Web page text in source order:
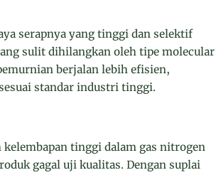
serapnya yang tinggi dan selektif
sulit dihilangkan oleh tipe molecular
berjalan lebih efisien,
standar industri tinggi.
tinggi dalam gas nitrogen
gagal uji kualitas. Dengan suplai